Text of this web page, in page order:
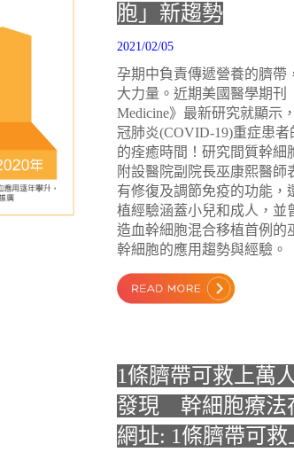
胞」新趨勢
2021/02/05
孕期中負責傳遞營養的臍帶
大力量。近期美國醫學期刊
Medicine》最新研究就顯示
冠肺炎(COVID-19)重症患
的痊癒時間！研究間質幹細
附設醫院副院長巫康熙醫
有修復及調節免疫的功能
植經驗涵蓋小兒和成人，並
造血幹細胞混合移植首例的
幹細胞的應用趨勢與經驗。
1條臍帶可救上萬
發現 幹細胞療法
網址: 1條臍帶可